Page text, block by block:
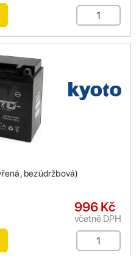
bezúdržbová)
996 Kč
včetně DPH